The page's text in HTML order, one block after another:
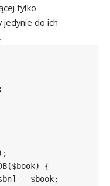
tylko
jedynie do ich